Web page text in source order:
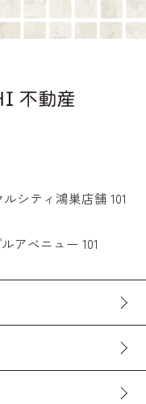
シティ鴻巣店舗 101
アベニュー 101